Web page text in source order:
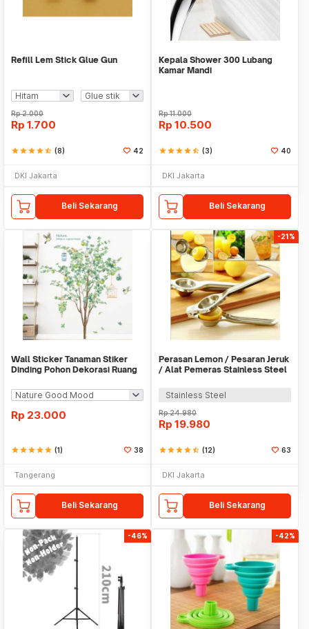
Refill Lem Stick Glue Gun
Rp2.000
Rp 1.700
starstarstarstarstar_half (8) 42
DKI Jakarta
Beli Sekarang
Kepala Shower 300 Lubang
Kamar Mandi
Rp11.000
Rp 10.500
starstarstarstarstar_half (3) 40
DKI Jakarta
Beli Sekarang
Wall Sticker Tanaman Stiker
Dinding Pohon Dekorasi Ruang
Rp 23.000
starstarstarstarstar (1) 38
Tangerang
Beli Sekarang
-21%
Perasan Lemon / Pesaran Jeruk
/ Alat Pemeras Stainless Steel
Stainless Steel
Rp24.980
Rp 19.980
starstarstarstarstar_half (12) 63
DKI Jakarta
Beli Sekarang
-46% -42%